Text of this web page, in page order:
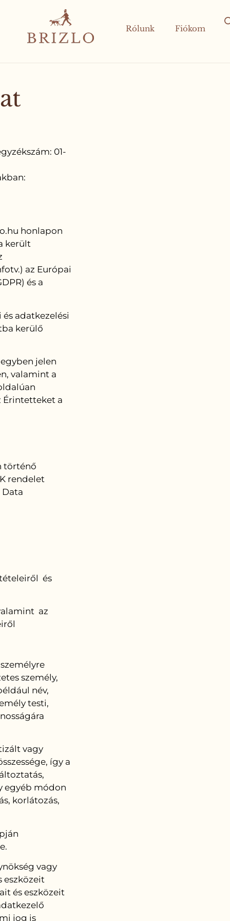
Rólunk Fiókom
01-
honlapon
került
az Európai
és a
adatkezelési
kerülő
jelen
valamint a
Érintetteket a
történő
rendelet
és
az
személy,
név,
testi,
vagy
így a
egyéb módon
korlátozás,
vagy
eszközeit
és eszközeit
jog is